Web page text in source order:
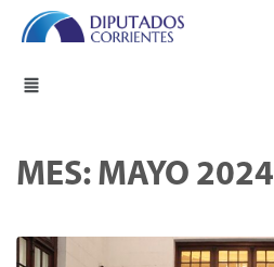
MES: MAYO 2024